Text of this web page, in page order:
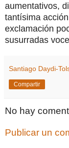
aumentativos,
tantísima
exclamación
susurradas
Santiago Daydi-
Compartir
No hay
Publicar un